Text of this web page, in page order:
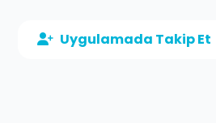
Uygulamada Takip Et